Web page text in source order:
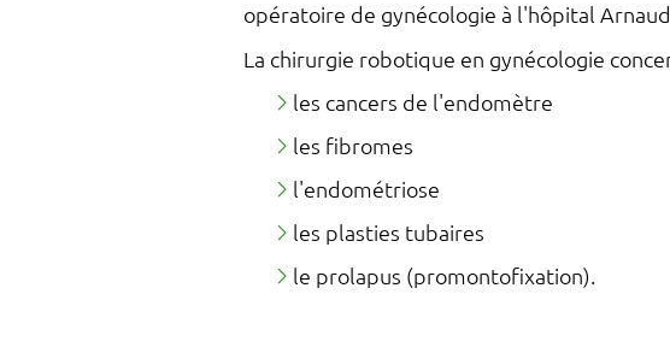
opératoire de gynécologie à l'hôpital
La chirurgie robotique en gynécologie
les cancers de l'endomètre
les fibromes
l'endométriose
les plasties tubaires
le prolapus (promontofixation).